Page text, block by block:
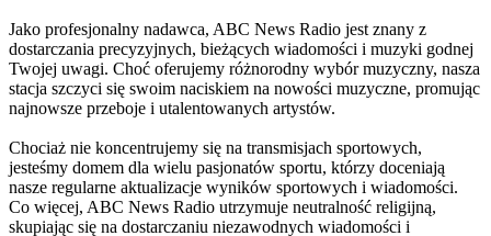
Jako profesjonalny nadawca, ABC News Radio jest znany z
dostarczania precyzyjnych, bieżących wiadomości i muzyki godnej
Twojej uwagi. Choć oferujemy różnorodny wybór muzyczny, nasza
stacja szczyci się swoim naciskiem na nowości muzyczne, promując
najnowsze przeboje i utalentowanych artystów.
Chociaż nie koncentrujemy się na transmisjach sportowych,
jesteśmy domem dla wielu pasjonatów sportu, którzy doceniają
nasze regularne aktualizacje wyników sportowych i wiadomości.
Co więcej, ABC News Radio utrzymuje neutralność religijną,
skupiając się na dostarczaniu niezawodnych wiadomości i